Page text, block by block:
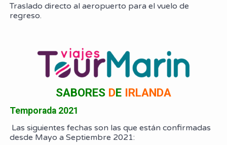
Traslado directo al aeropuerto para el vuelo de
regreso.
SABORES DE IRLANDA
Temporada 2021
Las siguientes fechas son las que están confirmadas
desde Mayo a Septiembre 2021: